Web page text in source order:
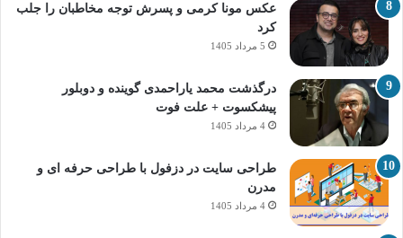
عکس مونا کرمی و پسرش توجه مخاطبان را جلب
کرد
5 مرداد 1405
درگذشت محمد یاراحمدی گوینده و دوبلور
پیشکسوت + علت فوت
4 مرداد 1405
طراحی سایت در دزفول با طراحی حرفه‌ ای و
مدرن
4 مرداد 1405